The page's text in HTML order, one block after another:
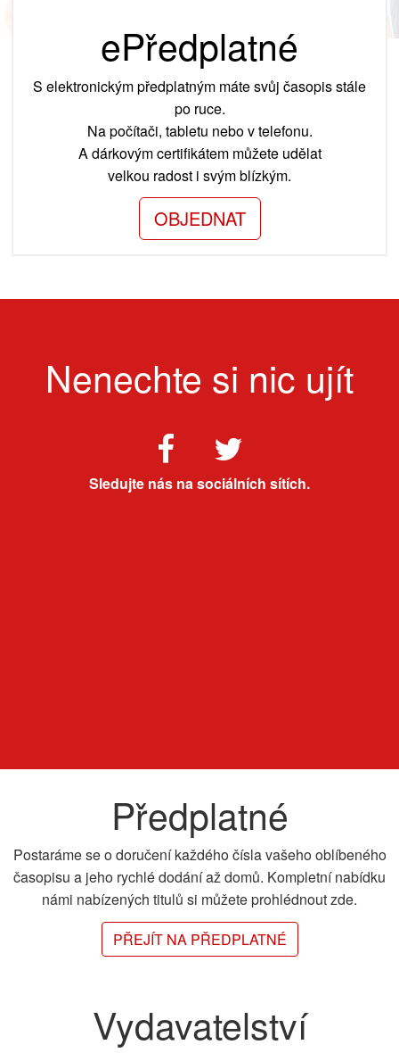
ePředplatné
S elektronickým předplatným máte svůj časopis stále
po ruce.
Na počítači, tabletu nebo v telefonu.
A dárkovým certifikátem můžete udělat
velkou radost i svým blízkým.
OBJEDNAT
Nenechte si nic ujít
Sledujte nás na sociálních sítích.
Předplatné
Postaráme se o doručení každého čísla vašeho oblíbeného
časopisu a jeho rychlé dodání až domů. Kompletní nabídku
námi nabízených titulů si můžete prohlédnout zde.
PŘEJÍT NA PŘEDPLATNÉ
Vydavatelství